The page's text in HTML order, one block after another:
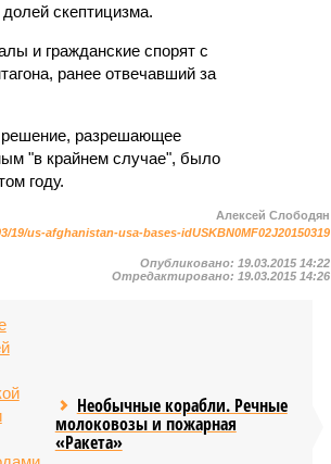
скептицизма.
и гражданские спорят с
ранее отвечавший за
разрешающее
"в крайнем случае", было
году.
Алексей Слободян
19/us-afghanistan-usa-bases-idUSKBN0MF02J20150319
Опубликовано: 19.03.2015 14:22
Отредактировано: 19.03.2015 14:26
Необычные корабли. Речные
молоковозы и пожарная
«Ракета»